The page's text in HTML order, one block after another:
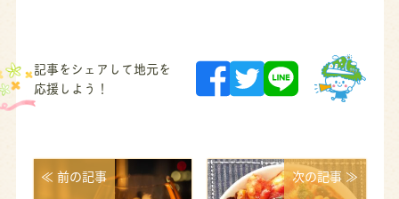
記事をシェアして地元を
応援しよう！
≪ 前の記事 次の記事 ≫